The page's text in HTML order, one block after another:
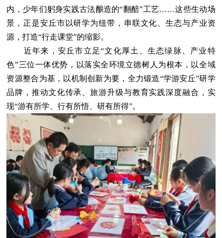
内，少年们躬身实践古法酿造的“翻醅”工艺……这些生动场
景，正是安丘市以研学为纽带，串联文化、生态与产业资
源，打造“行走课堂”的缩影。
近年来，安丘市立足“文化厚土、生态绿脉、产业特
色”三位一体优势，以落实全环境立德树人为根本，以全域
资源整合为基，以机制创新为要，全力锻造“学游安丘”研学
品牌，推动文化传承、旅游升级与教育实践深度融合，实
现“游有所学、行有所悟、研有所得”。